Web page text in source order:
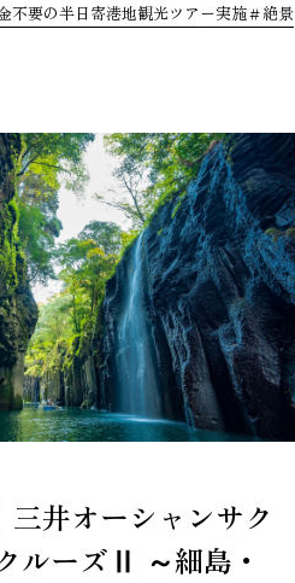
不要の半日寄港地観光ツアー実施
絶景
三井オーシャンサク
ルーズⅡ ～細島・